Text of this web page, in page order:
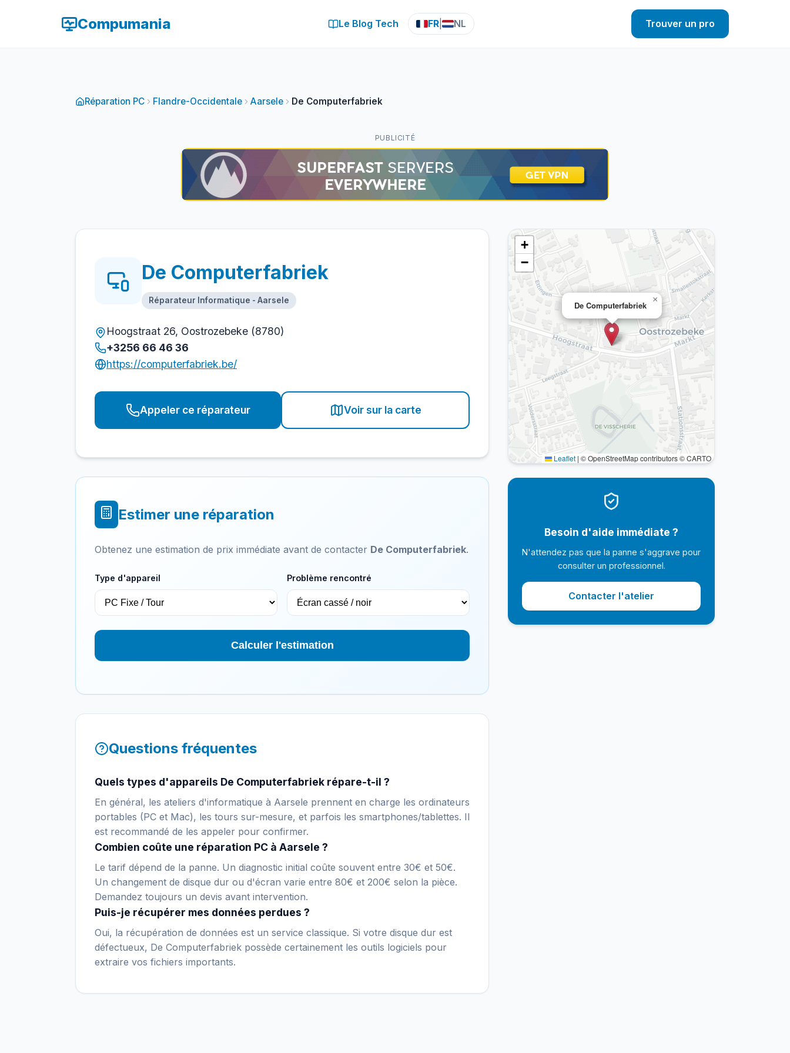
Compumania Le Blog Tech FR NL Trouver un pro
Réparation PC Flandre-Occidentale Aarsele De Computerfabriek
PUBLICITÉ
De Computerfabriek
Réparateur Informatique - Aarsele
Hoogstraat 26, Oostrozebeke (8780)
+3256 66 46 36
https://computerfabriek.be/
Appeler ce réparateur Voir sur la carte
Estimer une réparation
Obtenez une estimation de prix immédiate avant de contacter De Computerfabriek.
Type d'appareil Problème rencontré
Calculer l'estimation
Questions fréquentes
Quels types d'appareils De Computerfabriek répare-t-il ?
En général, les ateliers d'informatique à Aarsele prennent en charge les ordinateurs
portables (PC et Mac), les tours sur-mesure, et parfois les smartphones/tablettes. Il
est recommandé de les appeler pour confirmer.
Combien coûte une réparation PC à Aarsele ?
Le tarif dépend de la panne. Un diagnostic initial coûte souvent entre 30€ et 50€.
Un changement de disque dur ou d'écran varie entre 80€ et 200€ selon la pièce.
Demandez toujours un devis avant intervention.
Puis-je récupérer mes données perdues ?
Oui, la récupération de données est un service classique. Si votre disque dur est
défectueux, De Computerfabriek possède certainement les outils logiciels pour
extraire vos fichiers importants.
De Computerfabriek
×
+
−
Leaflet | © OpenStreetMap contributors © CARTO
Besoin d'aide immédiate ?
N'attendez pas que la panne s'aggrave pour
consulter un professionnel.
Contacter l'atelier